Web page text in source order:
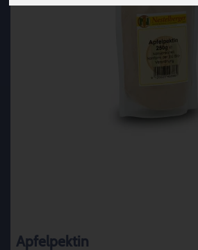
Apfelpektin